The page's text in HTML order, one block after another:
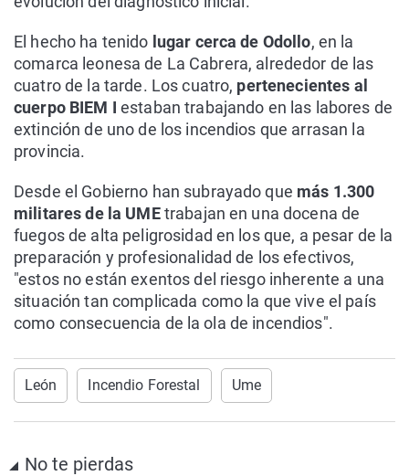
El hecho ha tenido lugar cerca de Odollo, en la
comarca leonesa de La Cabrera, alrededor de las
cuatro de la tarde. Los cuatro, pertenecientes al
cuerpo BIEM I estaban trabajando en las labores de
extinción de uno de los incendios que arrasan la
provincia.
Desde el Gobierno han subrayado que más 1.300
militares de la UMEtrabajan en una docena de
fuegos de alta peligrosidad en los que, a pesar de la
preparación y profesionalidad de los efectivos,
"estos no están exentos del riesgo inherente a una
situación tan complicada como la que vive el país
como consecuencia de la ola de incendios".
León Incendio Forestal Ume
No te pierdas